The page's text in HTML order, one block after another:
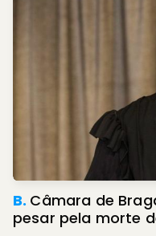
B. Câmara de
pesar pela morte